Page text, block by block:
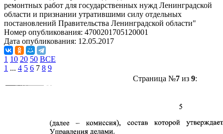
ремонтных работ для государственных нужд Ленинградской
области и признании утратившими силу отдельных
постановлений Правительства Ленинградской области"
Номер опубликования: 4700201705120001
Дата опубликования: 12.05.2017
1 10 20 50 ВСЕ
1 ... 4 5 6 7 8 9
Страница №7из 9: